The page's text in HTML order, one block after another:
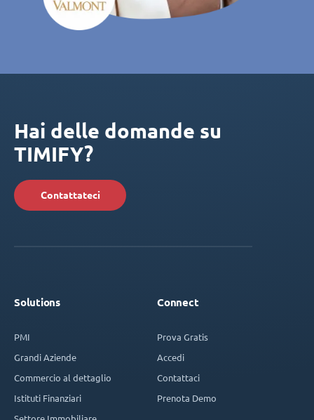
Hai delle domande su
TIMIFY?
Contattateci
Solutions
PMI
Grandi Aziende
Commercio al dettaglio
Istituti Finanziari
Connect
Prova Gratis
Accedi
Contattaci
Prenota Demo